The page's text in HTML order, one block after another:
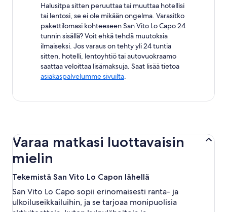
Halusitpa sitten peruuttaa tai muuttaa hotellisi
tai lentosi, se ei ole mikään ongelma. Varasitko
pakettilomasi kohteeseen San Vito Lo Capo 24
tunnin sisällä? Voit ehkä tehdä muutoksia
ilmaiseksi. Jos varaus on tehty yli 24 tuntia
sitten, hotelli, lentoyhtiö tai autovuokraamo
saattaa veloittaa lisämaksuja. Saat lisää tietoa
asiakaspalvelumme sivuilta.
Varaa matkasi luottavaisin
mielin
Tekemistä San Vito Lo Capon lähellä
San Vito Lo Capo sopii erinomaisesti ranta- ja
ulkoiluseikkailuihin, ja se tarjoaa monipuolisia